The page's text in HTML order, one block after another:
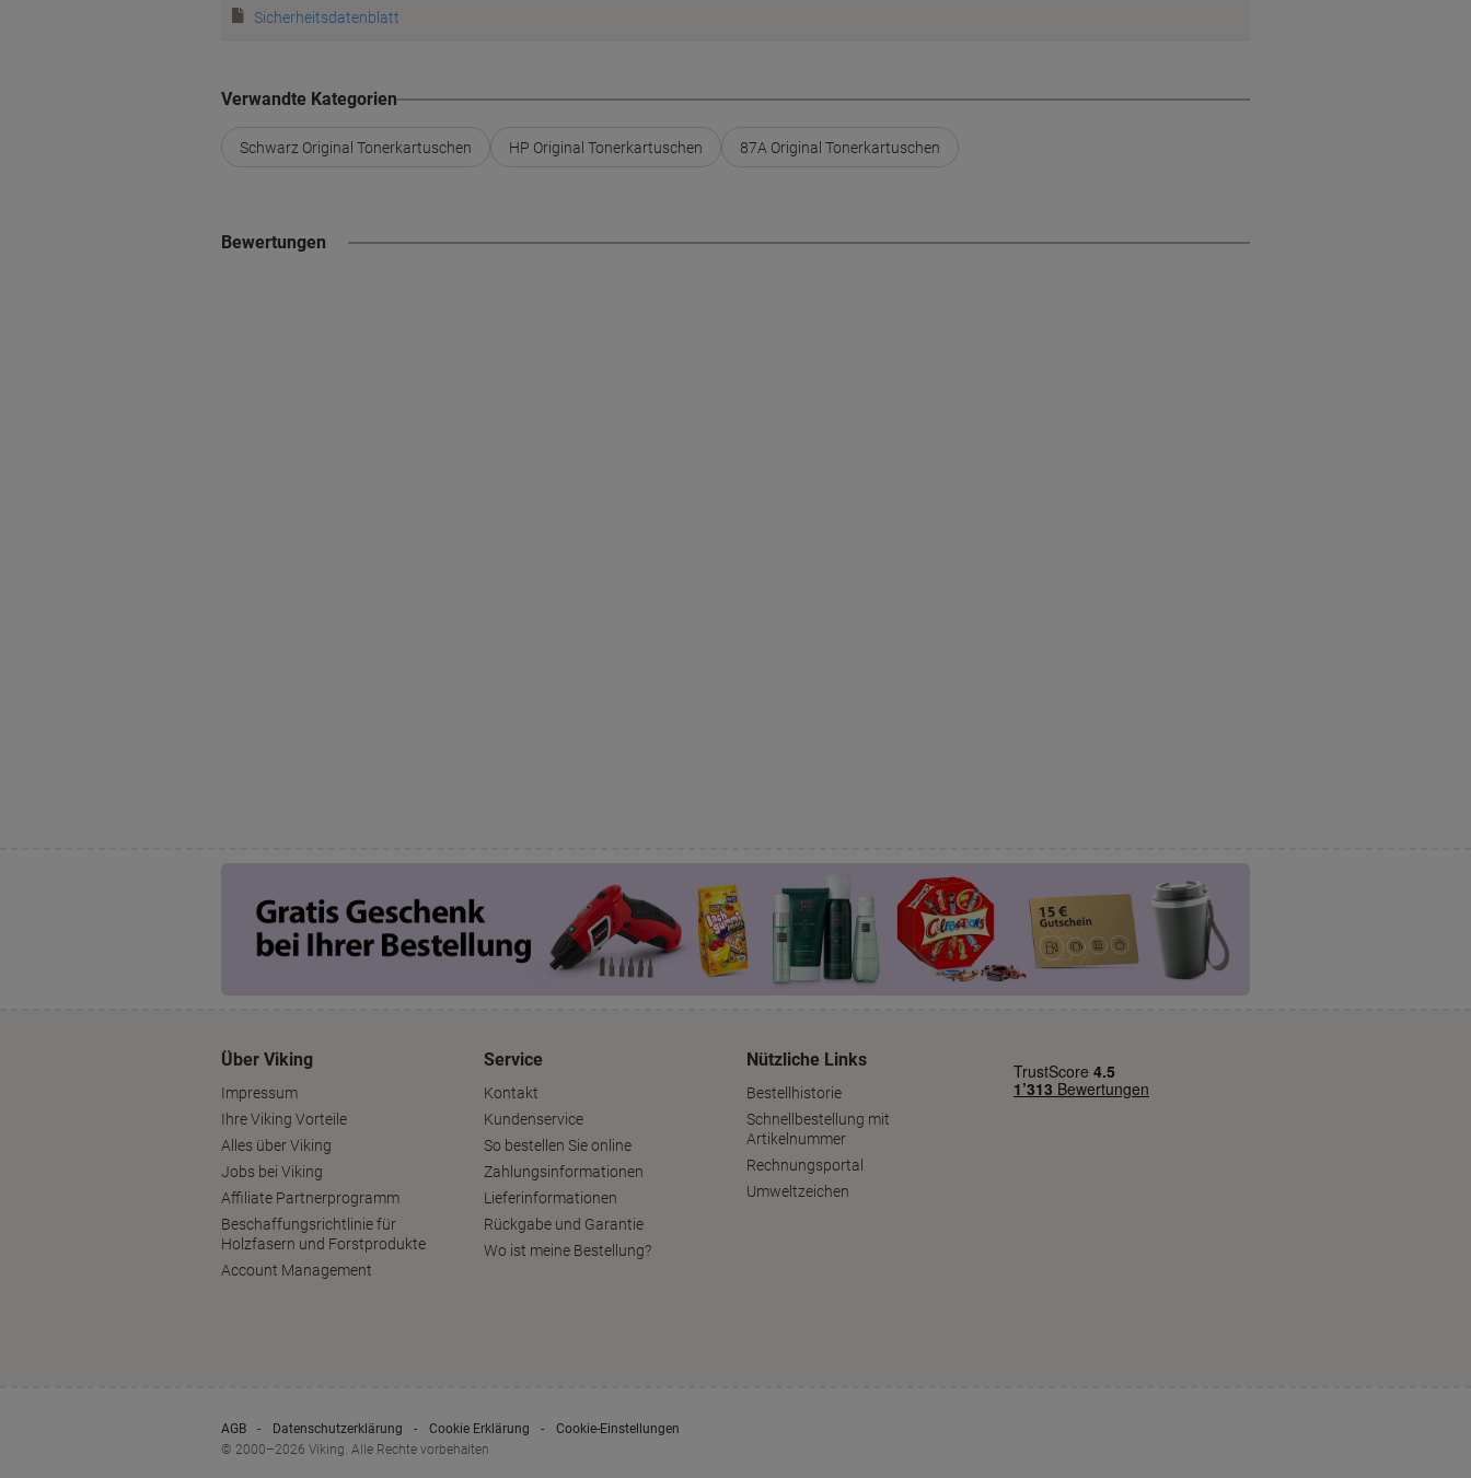
Sicherheitsdatenblatt
Verwandte Kategorien
Schwarz Original Tonerkartuschen HP Original Tonerkartuschen 87A Original Tonerkartuschen
Bewertungen
Über Viking
Impressum
Ihre Viking Vorteile
Alles über Viking
Jobs bei Viking
Affiliate Partnerprogramm
Beschaffungsrichtlinie für
Holzfasern und Forstprodukte
Account Management
Service
Kontakt
Kundenservice
So bestellen Sie online
Zahlungsinformationen
Lieferinformationen
Rückgabe und Garantie
Wo ist meine Bestellung?
Nützliche Links
Bestellhistorie
Schnellbestellung mit
Artikelnummer
Rechnungsportal
Umweltzeichen
AGB Datenschutzerklärung Cookie Erklärung
Cookie-Einstellungen
© 2000–2026 Viking. Alle Rechte vorbehalten